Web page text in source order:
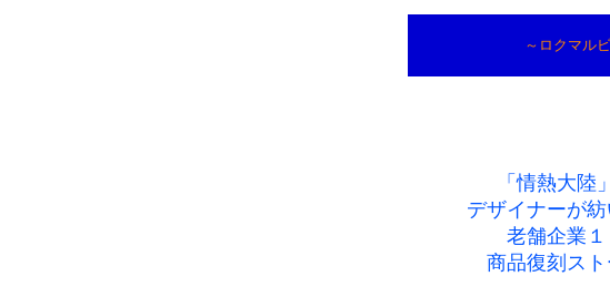
～ロクマル
「情熱大陸
デザイナーが紡
老舗企業
商品復刻スト